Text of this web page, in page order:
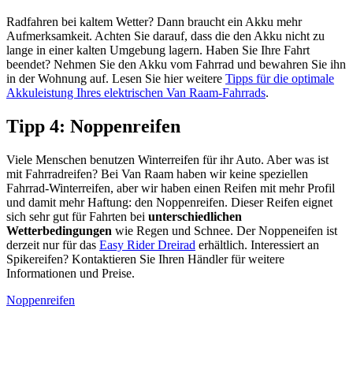
Radfahren bei kaltem Wetter? Dann braucht ein Akku mehr
Aufmerksamkeit. Achten Sie darauf, dass die den Akku nicht zu
lange in einer kalten Umgebung lagern. Haben Sie Ihre Fahrt
beendet? Nehmen Sie den Akku vom Fahrrad und bewahren Sie ihn
in der Wohnung auf. Lesen Sie hier weitere Tipps für die optimale
Akkuleistung Ihres elektrischen Van Raam-Fahrrads.
Tipp 4: Noppenreifen
Viele Menschen benutzen Winterreifen für ihr Auto. Aber was ist
mit Fahrradreifen? Bei Van Raam haben wir keine speziellen
Fahrrad-Winterreifen, aber wir haben einen Reifen mit mehr Profil
und damit mehr Haftung: den Noppenreifen. Dieser Reifen eignet
sich sehr gut für Fahrten bei unterschiedlichen
Wetterbedingungen wie Regen und Schnee. Der Noppeneifen ist
derzeit nur für das Easy Rider Dreirad erhältlich. Interessiert an
Spikereifen? Kontaktieren Sie Ihren Händler für weitere
Informationen und Preise.
Noppenreifen